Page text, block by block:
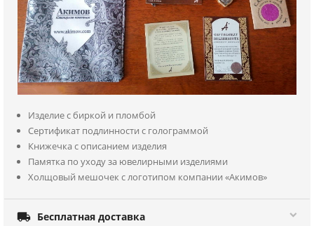
Изделие с биркой и пломбой
Сертификат подлинности с голограммой
Книжечка с описанием изделия
Памятка по уходу за ювелирными изделиями
Холщовый мешочек с логотипом компании «Акимов»
 Бесплатная доставка